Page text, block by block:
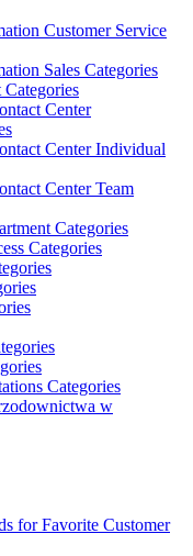
Customer Service
Sales Categories
Center
Center Individual
Center Team
Categories
Categories
Categories
w
for Favorite Customer